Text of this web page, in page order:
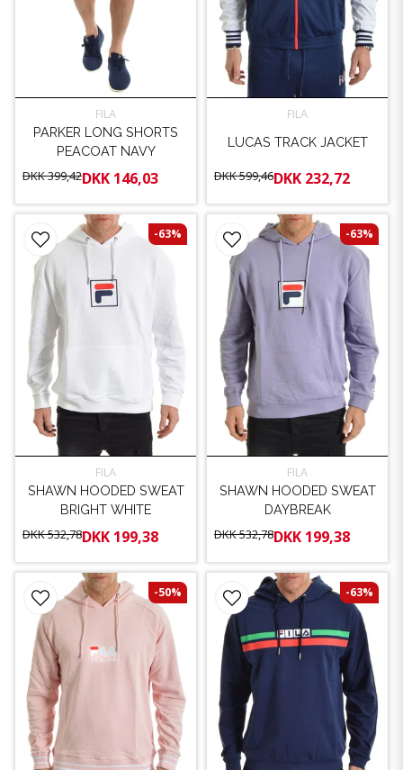
FILA
PARKER LONG SHORTS
PEACOAT NAVY
DKK 399,42DKK 146,03
FILA
LUCAS TRACK JACKET
DKK 599,46DKK 232,72
FILA
SHAWN HOODED SWEAT
BRIGHT WHITE
DKK 532,78DKK 199,38
-63%
FILA
SHAWN HOODED SWEAT
DAYBREAK
DKK 532,78DKK 199,38
-63%
-50% -63%